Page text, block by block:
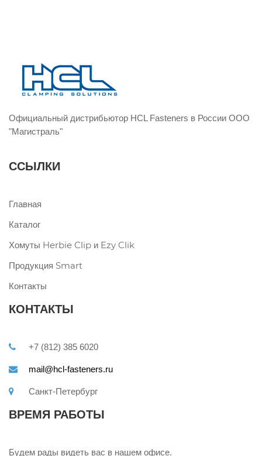
Официальный дистрибьютор HCL Fasteners в России ООО
"Магистраль"
ССЫЛКИ
Главная
Каталог
Хомуты Herbie Clip и Ezy Clik
Продукция Smart
Контакты
КОНТАКТЫ
+7 (812) 385 6020
mail@hcl-fasteners.ru
Санкт-Петербург
ВРЕМЯ РАБОТЫ
Будем рады видеть вас в нашем офисе.